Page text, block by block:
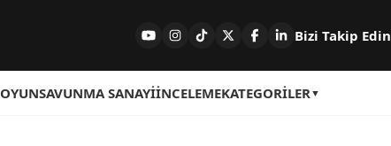
Bizi Takip Edin
OYUNSAVUNMA SANAYIİNCELEMEKATEGORILER